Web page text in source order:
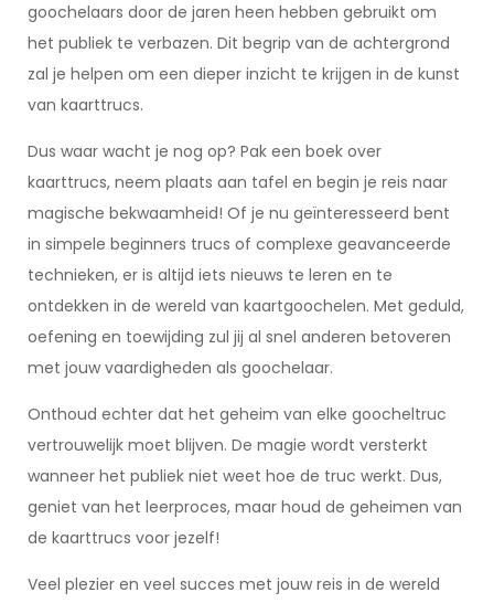
goochelaars door de jaren heen hebben gebruikt om
het publiek te verbazen. Dit begrip van de achtergrond
zal je helpen om een dieper inzicht te krijgen in de kunst
van kaarttrucs.
Dus waar wacht je nog op? Pak een boek over
kaarttrucs, neem plaats aan tafel en begin je reis naar
magische bekwaamheid! Of je nu geïnteresseerd bent
in simpele beginners trucs of complexe geavanceerde
technieken, er is altijd iets nieuws te leren en te
ontdekken in de wereld van kaartgoochelen. Met geduld,
oefening en toewijding zul jij al snel anderen betoveren
met jouw vaardigheden als goochelaar.
Onthoud echter dat het geheim van elke goocheltruc
vertrouwelijk moet blijven. De magie wordt versterkt
wanneer het publiek niet weet hoe de truc werkt. Dus,
geniet van het leerproces, maar houd de geheimen van
de kaarttrucs voor jezelf!
Veel plezier en veel succes met jouw reis in de wereld